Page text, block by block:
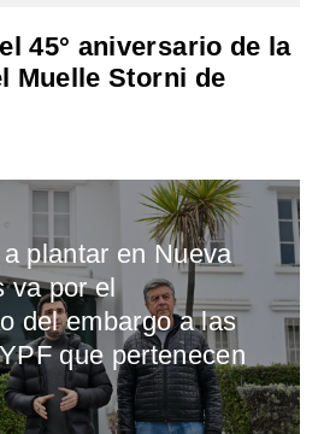
45° aniversario de la
Muelle Storni de
plantar en Nueva
va por el
del embargo a las
que pertenecen